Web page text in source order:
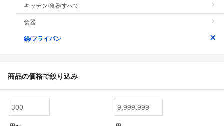
キッチン/食器すべて
食器
鍋/フライパン
商品の価格で絞り込み